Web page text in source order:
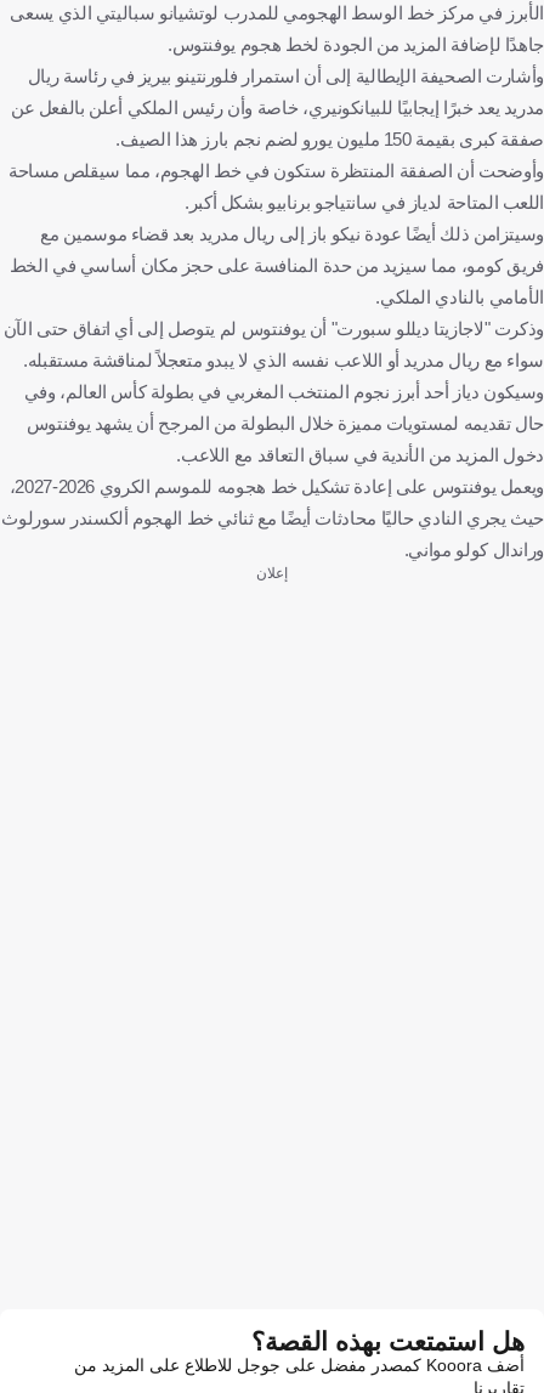
الأبرز في مركز خط الوسط الهجومي للمدرب لوتشيانو سباليتي الذي يسعى
جاهدًا لإضافة المزيد من الجودة لخط هجوم يوفنتوس.
وأشارت الصحيفة الإيطالية إلى أن استمرار فلورنتينو بيريز في رئاسة ريال
مدريد يعد خبرًا إيجابيًا للبيانكونيري، خاصة وأن رئيس الملكي أعلن بالفعل عن
صفقة كبرى بقيمة 150 مليون يورو لضم نجم بارز هذا الصيف.
وأوضحت أن الصفقة المنتظرة ستكون في خط الهجوم، مما سيقلص مساحة
اللعب المتاحة لدياز في سانتياجو برنابيو بشكل أكبر.
وسيتزامن ذلك أيضًا عودة نيكو باز إلى ريال مدريد بعد قضاء موسمين مع
فريق كومو، مما سيزيد من حدة المنافسة على حجز مكان أساسي في الخط
الأمامي بالنادي الملكي.
وذكرت "لاجازيتا ديللو سبورت" أن يوفنتوس لم يتوصل إلى أي اتفاق حتى الآن
سواء مع ريال مدريد أو اللاعب نفسه الذي لا يبدو متعجلاً لمناقشة مستقبله.
وسيكون دياز أحد أبرز نجوم المنتخب المغربي في بطولة كأس العالم، وفي
حال تقديمه لمستويات مميزة خلال البطولة من المرجح أن يشهد يوفنتوس
دخول المزيد من الأندية في سباق التعاقد مع اللاعب.
ويعمل يوفنتوس على إعادة تشكيل خط هجومه للموسم الكروي 2026-2027،
حيث يجري النادي حاليًا محادثات أيضًا مع ثنائي خط الهجوم ألكسندر سورلوث
وراندال كولو مواني.
إعلان
هل استمتعت بهذه القصة؟
أضف Kooora كمصدر مفضل على جوجل للاطلاع على المزيد من
تقاريرنا